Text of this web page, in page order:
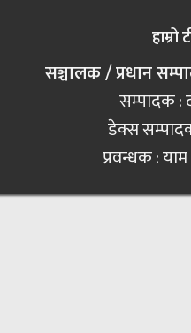
हाम्रो
सञ्चालक / प्रधान
सम्पादक :
डेक्स
प्रवन्धक :